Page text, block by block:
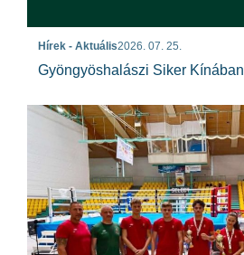
Hírek - Aktuális2026. 07. 25.
Gyöngyöshalászi Siker Kínában